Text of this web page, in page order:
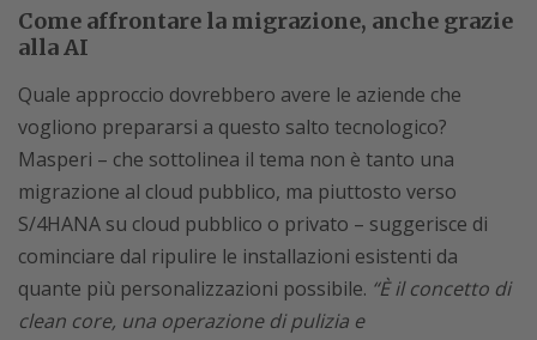
Come affrontare la migrazione, anche grazie
alla AI
Quale approccio dovrebbero avere le aziende che
vogliono prepararsi a questo salto tecnologico?
Masperi – che sottolinea il tema non è tanto una
migrazione al cloud pubblico, ma piuttosto verso
S/4HANA su cloud pubblico o privato – suggerisce di
cominciare dal ripulire le installazioni esistenti da
quante più personalizzazioni possibile. “È il concetto di
clean core, una operazione di pulizia e